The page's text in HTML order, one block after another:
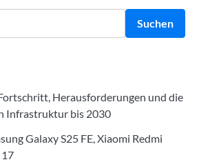
Suchen
Herausforderungen und die
Infrastruktur bis 2030
Galaxy S25 FE, Xiaomi Redmi